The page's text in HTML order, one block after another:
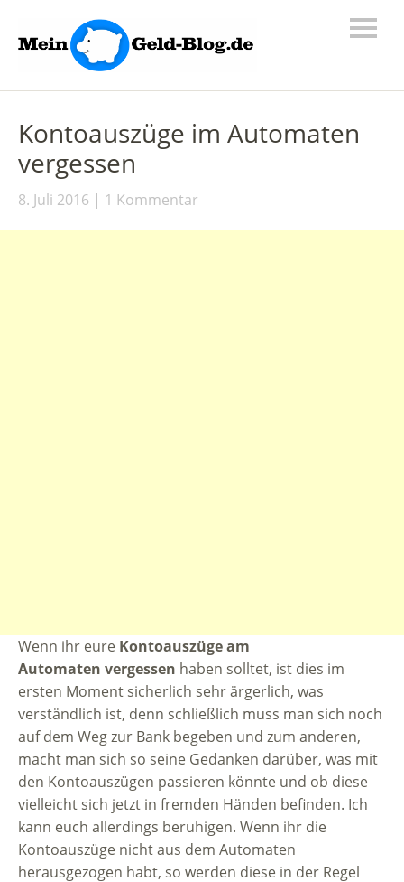
Kontoauszüge im Automaten
vergessen
8. Juli 2016 1 Kommentar
Wenn ihr eure Kontoauszüge am
Automaten vergessen haben solltet, ist dies im
ersten Moment sicherlich sehr ärgerlich, was
verständlich ist, denn schließlich muss man sich noch
auf dem Weg zur Bank begeben und zum anderen,
macht man sich so seine Gedanken darüber, was mit
den Kontoauszügen passieren könnte und ob diese
vielleicht sich jetzt in fremden Händen befinden. Ich
kann euch allerdings beruhigen. Wenn ihr die
Kontoauszüge nicht aus dem Automaten
herausgezogen habt, so werden diese in der Regel